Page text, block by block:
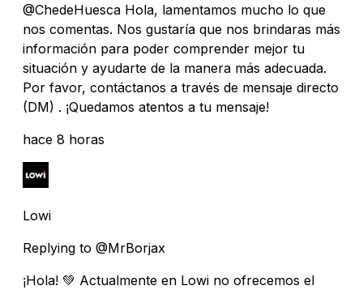
@ChedeHuesca Hola, lamentamos mucho lo que
nos comentas. Nos gustaría que nos brindaras más
información para poder comprender mejor tu
situación y ayudarte de la manera más adecuada.
Por favor, contáctanos a través de mensaje directo
(DM) . ¡Quedamos atentos a tu mensaje!
hace 8 horas
Lowi
Replying to @MrBorjax
¡Hola! 💚 Actualmente en Lowi no ofrecemos el